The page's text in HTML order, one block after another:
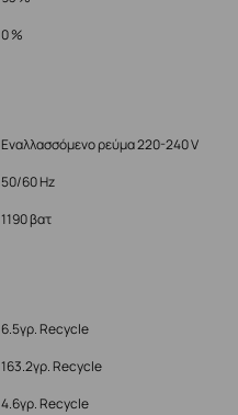
0 %
Εναλλασσόμενο ρεύμα 220-240 V
50/60 Hz
1190 βατ
6.5γρ. Recycle
163.2γρ. Recycle
4.6γρ. Recycle